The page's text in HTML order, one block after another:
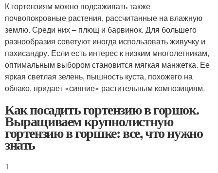
К гортензиям можно подсаживать также
почвопокровные растения, рассчитанные на влажную
землю. Среди них – плющ и барвинок. Для большего
разнообразия советуют иногда использовать живучку и
пахисандру. Если есть интерес к низким многолетникам,
оптимальным выбором становится мягкая манжетка. Ее
яркая светлая зелень, пышность куста, похожего на
облако, придает «сияние» растительным композициям.
Как посадить гортензию в горшок.
Выращиваем крупнолистную
гортензию в горшке: все, что нужно
знать
1